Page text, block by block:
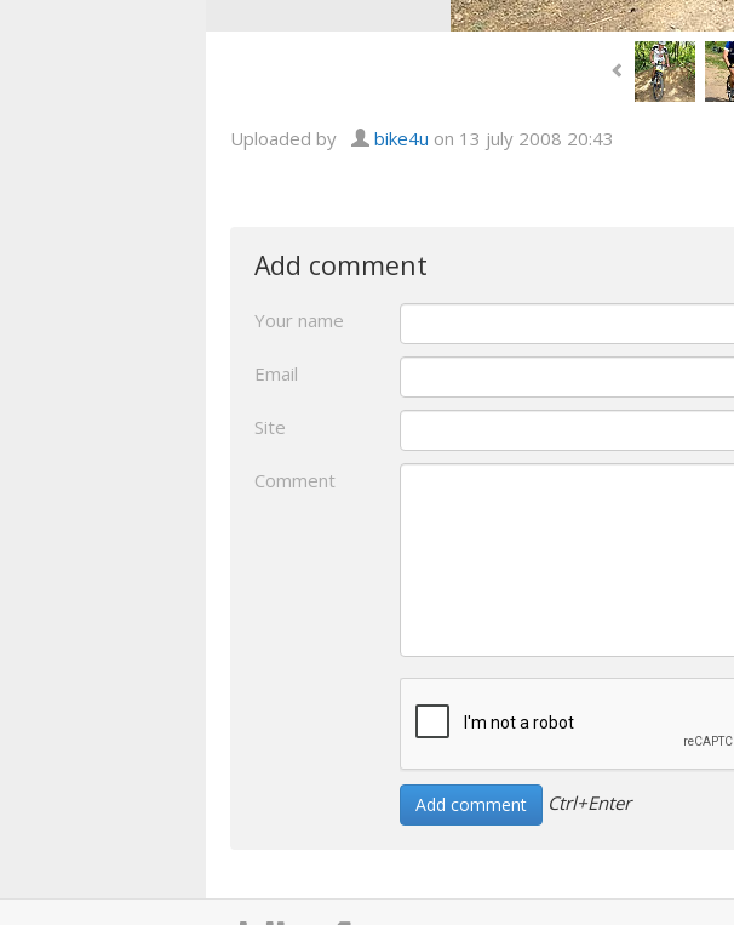
Uploaded by bike4u on 13 july 2008 20:43
Add comment
Your name
Email
Site
Comment
Ctrl+Enter